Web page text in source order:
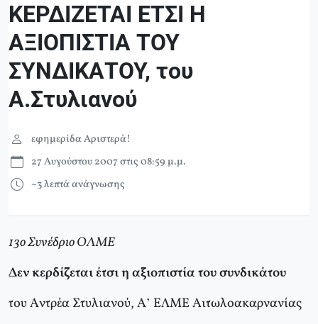
ΚΕΡΔΙΖΕΤΑΙ ΕΤΣΙ Η
ΑΞΙΟΠΙΣΤΙΑ ΤΟΥ
ΣΥΝΔΙΚΑΤΟΥ, του
Α.Στυλιανού
εφημερίδα Αριστερά!
27 Αυγούστου 2007 στις 08:59 μ.μ.
~3 λεπτά ανάγνωσης
13ο Συνέδριο OΛME
Δεν κερδίζεται έτσι η αξιοπιστία του συνδικάτου
του Aντρέα Στυλιανού, Α’ ΕΛΜΕ Αιτωλοακαρνανίας